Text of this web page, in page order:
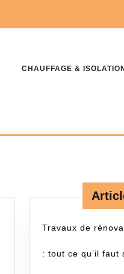
CHAUFFAGE & ISOLATION
Travaux de
: tout ce qu’il faut